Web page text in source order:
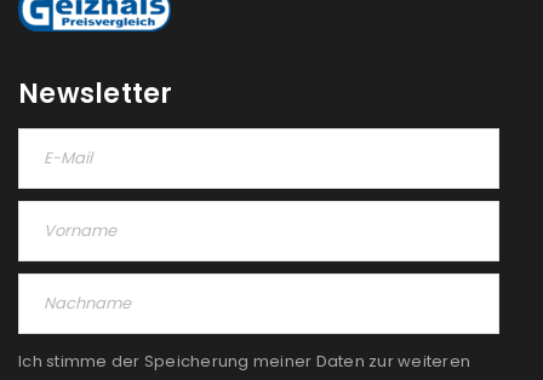
Newsletter
Ich stimme der Speicherung meiner Daten zur weiteren